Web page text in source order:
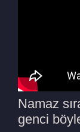
Namaz
genci